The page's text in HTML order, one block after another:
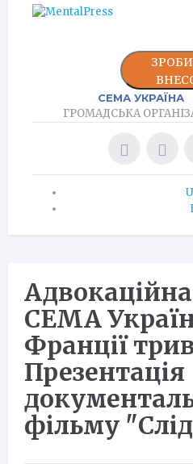
СЕМА УКРАЇНА
ГРОМАДСЬКА
Адвокаційна
СЕМА
Франції
Презентація
фільму